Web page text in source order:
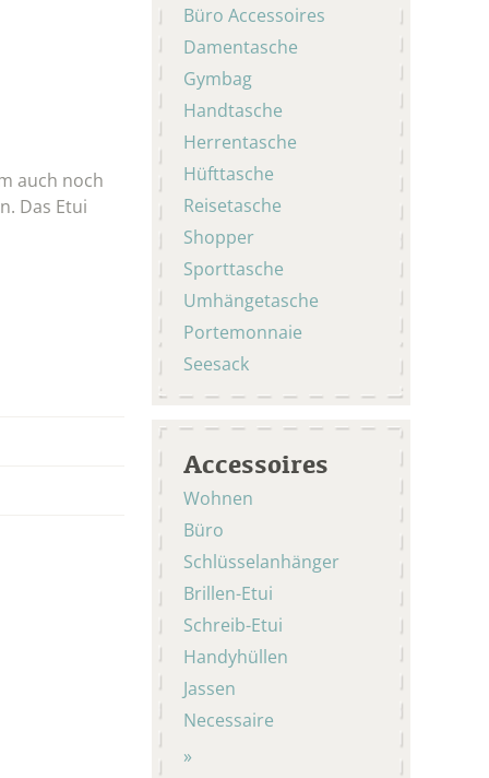
Büro Accessoires
Damentasche
Gymbag
Handtasche
Herrentasche
Hüfttasche
Reisetasche
Shopper
Sporttasche
Umhängetasche
Portemonnaie
Seesack
Accessoires
Wohnen
Büro
Schlüsselanhänger
Brillen-Etui
Schreib-Etui
Handyhüllen
Jassen
Necessaire
auch noch
Das Etui